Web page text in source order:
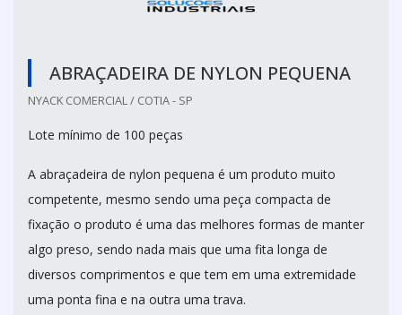
ABRAÇADEIRA DE NYLON PEQUENA
NYACK COMERCIAL / COTIA - SP
Lote mínimo de 100 peças
A abraçadeira de nylon pequena é um produto muito
competente, mesmo sendo uma peça compacta de
fixação o produto é uma das melhores formas de manter
algo preso, sendo nada mais que uma fita longa de
diversos comprimentos e que tem em uma extremidade
uma ponta fina e na outra uma trava.